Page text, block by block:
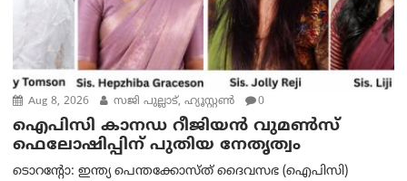
Aug 8, 2026 സജി പുല്ലാട്, ഹ്യൂസ്റ്റൺ 0
ഐപിസി കാനഡ റീജിയൻ വുമൺസ്
ഫെലോഷിപ്പിന് പുതിയ നേതൃത്വം
ടൊറന്റോ: ഇന്ത്യ പെന്തക്കോസ്ത് ദൈവസഭ (ഐപിസി)